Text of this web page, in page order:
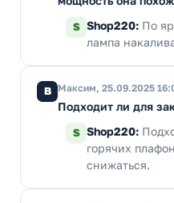
S Shop220: По
лампа
В Максим, 25.09.2025
Подходит ли для
S Shop220:
горячих
снижаться.